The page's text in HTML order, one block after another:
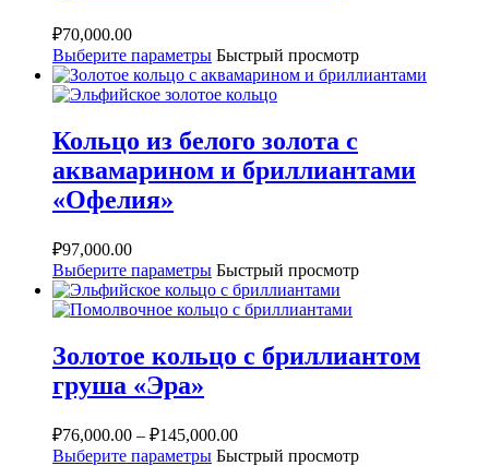
₽70,000.00
Выберите параметры Быстрый просмотр
Кольцо из белого золота с
аквамарином и бриллиантами
«Офелия»
₽97,000.00
Выберите параметры Быстрый просмотр
Золотое кольцо с бриллиантом
груша «Эра»
₽76,000.00 – ₽145,000.00
Выберите параметры Быстрый просмотр